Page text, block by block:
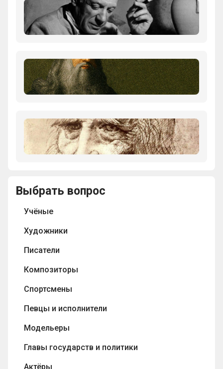
Выбрать вопрос
Учёные
Художники
Писатели
Композиторы
Спортсмены
Певцы и исполнители
Модельеры
Главы государств и политики
Актёры
Пабло
Пикассо
сказал:
понять
живопись.
Почему
они
понять
Леонардо
да
Винчи
-
это
то,
что
на
свете;
это
предел
и
усилие
гения”.
Леонардо
Винчи
преодолевается